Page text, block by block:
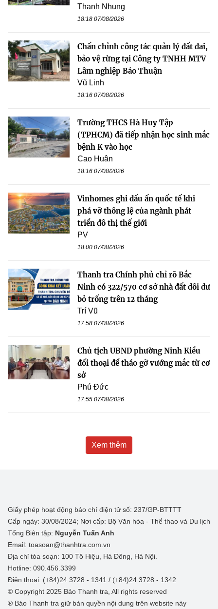
Thanh Nhung
18:18 07/08/2026
Chấn chỉnh công tác quản lý đất đai,
bảo vệ rừng tại Công ty TNHH MTV
Lâm nghiệp Bảo Thuận
Vũ Linh
18:16 07/08/2026
Trường THCS Hà Huy Tập
(TPHCM) đã tiếp nhận học sinh mắc
bệnh K vào học
Cao Huân
18:16 07/08/2026
Vinhomes ghi dấu ấn quốc tế khi
phá vỡ thông lệ của ngành phát
triển đô thị thế giới
PV
18:00 07/08/2026
Thanh tra Chính phủ chỉ rõ Bắc
Ninh có 322/570 cơ sở nhà đất dôi dư
bỏ trống trên 12 tháng
Trí Vũ
17:58 07/08/2026
Chủ tịch UBND phường Ninh Kiều
đối thoại để tháo gỡ vướng mắc từ cơ
sở
Phú Đức
17:55 07/08/2026
Xem thêm
Giấy phép hoạt động báo chí điện tử số: 237/GP-BTTTT
Cấp ngày: 30/08/2024; Nơi cấp: Bộ Văn hóa - Thể thao và Du lịch
Tổng Biên tập: Nguyễn Tuấn Anh
Email: toasoan@thanhtra.com.vn
Địa chỉ tòa soạn: 100 Tô Hiệu, Hà Đông, Hà Nội.
Hotline: 090.456.3399
Điện thoại: (+84)24 3728 - 1341 / (+84)24 3728 - 1342
© Copyright 2025 Báo Thanh tra, All rights reserved
® Báo Thanh tra giữ bản quyền nội dung trên website này